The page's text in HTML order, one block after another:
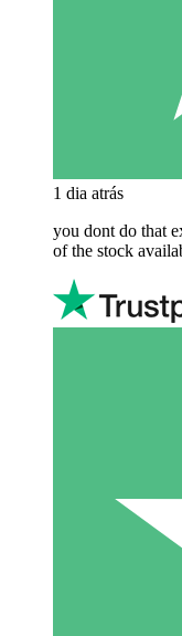
1 dia atrás
you dont do that
of the stock